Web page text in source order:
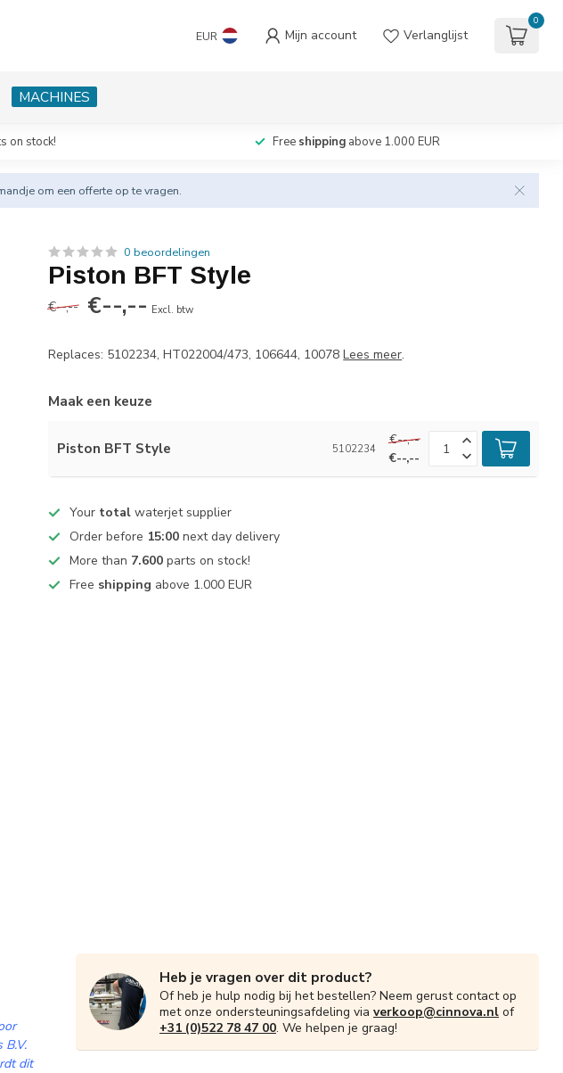
EUR Mijn account Verlanglijst
0
MACHINES
on stock! Free shipping above 1.000 EUR
om een offerte op te vragen.
0 beoordelingen
Piston BFT Style
€--,-- €--,-- Excl. btw
Replaces: 5102234, HT022004/473, 106644, 10078Lees meer.
Maak een keuze
Piston BFT Style 5102234
€--,--
€--,--
Your total waterjet supplier
Order before 15:00 next day delivery
More than 7.600 parts on stock!
Free shipping above 1.000 EUR
B.V.
dit
Heb je vragen over dit product?
Of heb je hulp nodig bij het bestellen? Neem gerust contact op
met onze ondersteuningsafdeling via verkoop@cinnova.nl of
+31 (0)522 78 47 00. We helpen je graag!